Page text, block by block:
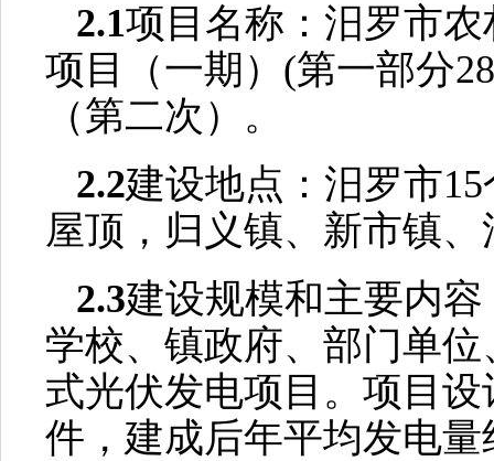
2.1项目名称：汨罗市
项目（一期） (第一部分
（第二次） 。
2.2建设地点：汨 罗市
屋顶，归义镇、新市镇
2.3建设规模和主要内
学校、镇政府、部门单
式光伏发电项目。项目设
件，建成后年平均发电